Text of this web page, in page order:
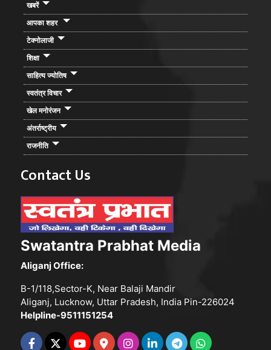
खबरें
आपका शहर
टेक्नोलाजी
शिक्षा
साहित्य ज्योतिष
स्वतंत्र विचार
खेल मनोरंजन
अंतर्राष्ट्रीय
राजनीति
Contact Us
Swatantra Prabhat Media
Aliganj Office:
B-1/118,Sector-K, Near Balaji Mandir
Aliganj, Lucknow, Uttar Pradesh, India Pin-226024
Helpline-9511151254